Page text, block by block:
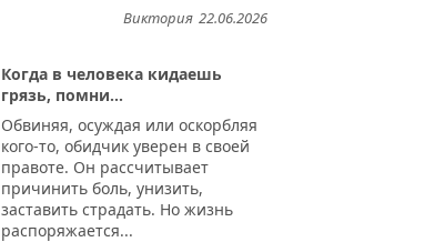
22.06.2026
Виктория
Когда в человека кидаешь
грязь, помни...
Обвиняя, осуждая или оскорбляя
кого-то, обидчик уверен в своей
правоте. Он рассчитывает
причинить боль, унизить,
заставить страдать. Но жизнь
распоряжается...